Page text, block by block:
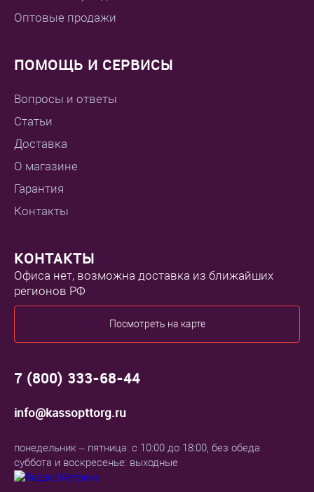
Оптовые продажи
ПОМОЩЬ И СЕРВИСЫ
Вопросы и ответы
Статьи
Доставка
О магазине
Гарантия
Контакты
КОНТАКТЫ
Офиса нет, возможна доставка из ближайших
регионов РФ
Посмотреть на карте
7 (800) 333-68-44
info@kassopttorg.ru
понедельник – пятница: с 10:00 до 18:00, без обеда
суббота и воскресенье: выходные